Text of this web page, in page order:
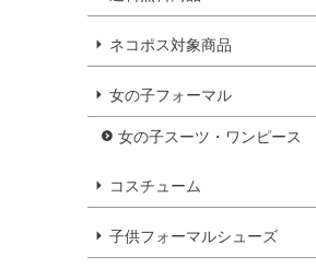
ネコポス対象商品
女の子フォーマル
女の子スーツ・ワンピース
コスチューム
子供フォーマルシューズ